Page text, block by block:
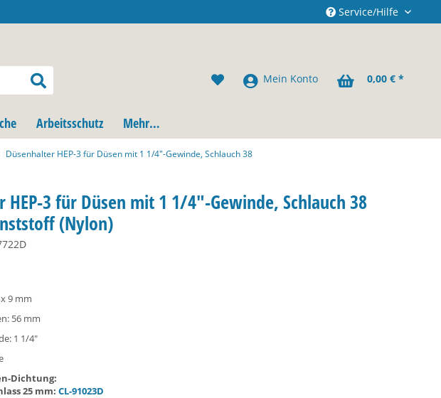
Service/Hilfe
Mein Konto 0,00 € *
Arbeitsschutz Mehr…
Düsenhalter HEP-3 für Düsen mit 1 1/4"-Gewinde, Schlauch 38
HEP-3 für Düsen mit 1 1/4"-Gewinde, Schlauch 38
(Nylon)
9 mm
56 mm
1 1/4"
Dichtung:
25 mm: CL-91023D